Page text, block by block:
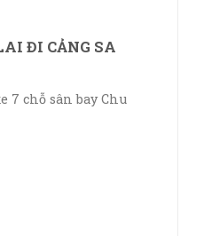
ĐI CẢNG SA
7 chỗ sân bay Chu